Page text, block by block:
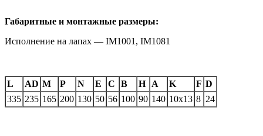
Габаритные и монтажные размеры:
Исполнение на лапах — IM1001, IM1081
L AD M P N E C B H A K F D
335 235 165 200 130 50 56 100 90 140 10х13 8 24